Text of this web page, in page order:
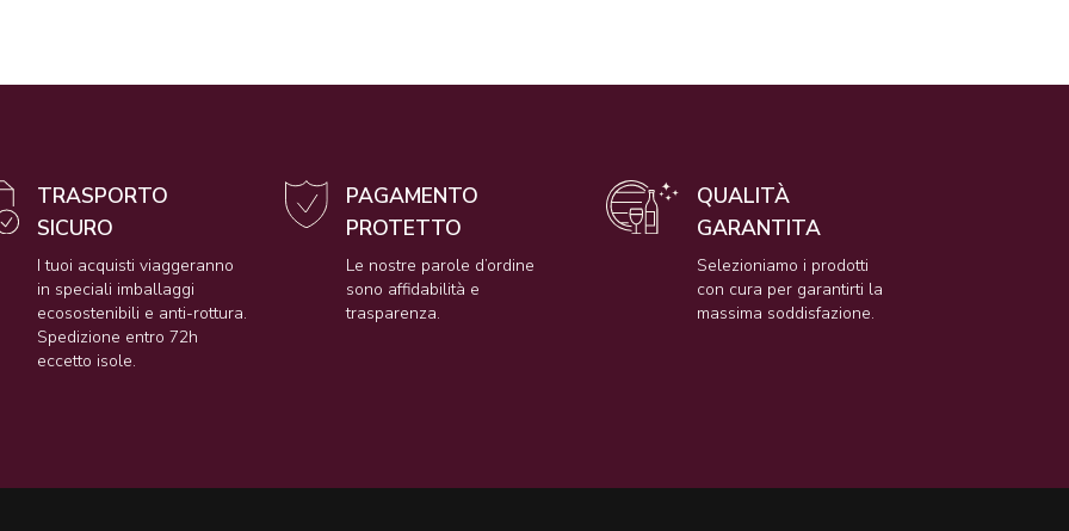
TRASPORTO
SICURO
I tuoi acquisti viaggeranno
in speciali imballaggi
ecosostenibili e anti-rottura.
Spedizione entro 72h
eccetto isole.
PAGAMENTO
PROTETTO
Le nostre parole d’ordine
sono affidabilità e
trasparenza.
QUALITÀ
GARANTITA
Selezioniamo i prodotti
con cura per garantirti la
massima soddisfazione.